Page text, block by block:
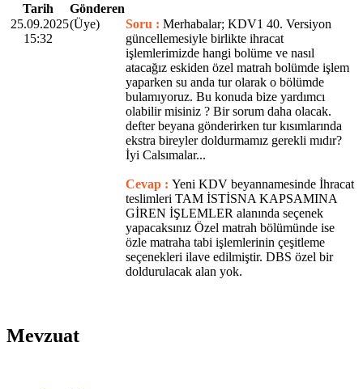
Tarih
Gönderen
25.09.2025
15:32
(Üye) Soru : Merhabalar; KDV1 40. Versiyon
güncellemesiyle birlikte ihracat
işlemlerimizde hangi bolüme ve nasıl
atacağız eskiden özel matrah bolümde işlem
yaparken su anda tur olarak o bölümde
bulamıyoruz. Bu konuda bize yardımcı
olabilir misiniz ? Bir sorum daha olacak.
defter beyana gönderirken tur kısımlarında
ekstra bireyler doldurmamız gerekli mıdır?
İyi Calsımalar...
Cevap : Yeni KDV beyannamesinde İhracat
teslimleri TAM İSTİSNA KAPSAMINA
GİREN İŞLEMLER alanında seçenek
yapacaksınız Özel matrah bölümünde ise
özle matraha tabi işlemlerinin çeşitleme
seçenekleri ilave edilmiştir. DBS özel bir
doldurulacak alan yok.
Mevzuat